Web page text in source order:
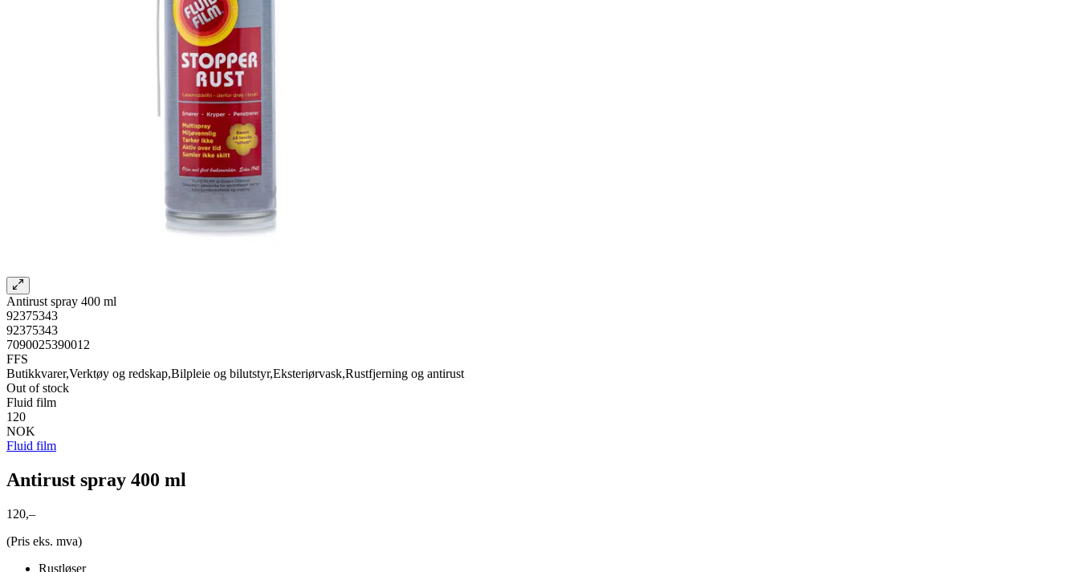
Antirust spray 400 ml
92375343
92375343
7090025390012
FFS
Butikkvarer,Verktøy og redskap,Bilpleie og bilutstyr,Eksteriørvask,Rustfjerning og antirust
Out of stock
Fluid film
120
NOK
Fluid film
Antirust spray 400 ml
120,–
(Pris eks. mva)
Rustløser